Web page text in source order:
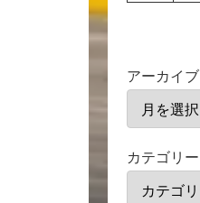
アーカイブ
カテゴリー